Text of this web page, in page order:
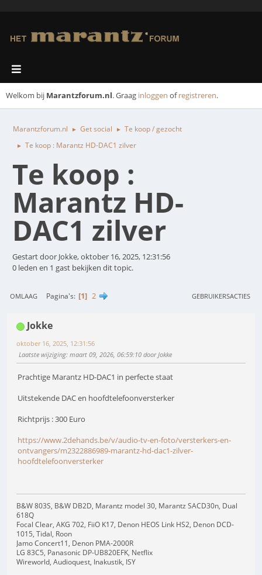
Welkom bij Marantzforum.nl. Graag inloggen ofregistreren.
Marantzforum.nl ► Get social ► Te koop / gezocht
► Te koop : Marantz HD-DAC1 zilver
Te koop :
Marantz HD-
DAC1 zilver
Gestart door Jokke, oktober 16, 2025, 12:31:56
0 leden en 1 gast bekijken dit topic.
OMLAAG Pagina's 1 2 GEBRUIKERSACTIES
Jokke
oktober 16, 2025, 12:31:56
Laatste wijziging: maart 09, 2026, 06:59:10 door Jokke
Prachtige Marantz HD-DAC1 in perfecte staat
Uitstekende DAC en hoofdtelefoonversterker
Richtprijs : 300 Euro
https://www.2dehands.be/v/audio-tv-en-foto/versterkers-en-
ontvangers/m2322886989-marantz-hd-dac1-zilver-
hoofdtelefoonversterker
B&W 803S, B&W DB2D, Marantz model 30, Marantz SACD30n, Dual
618Q
Focal Clear, AKG 702, FiiO K17, Denon HEOS Link HS2, Denon DCD-
1015, Tidal, Roon
Jamo Concert11, Denon PMA-2000R
LG 83C5, Panasonic DP-UB820EFK, Netflix
Wireworld, Audioquest, Inakustik, ISY